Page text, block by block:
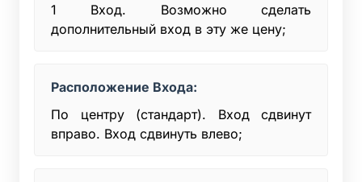
1 Вход. Возможно сделать
дополнительный вход в эту же цену;
Расположение Входа:
По центру (стандарт). Вход сдвинут
вправо. Вход сдвинуть влево;